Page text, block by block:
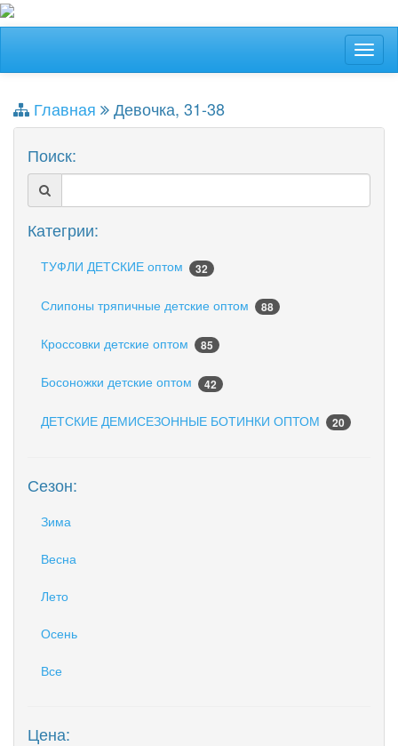
Главная
Девочка, 31-38
Поиск:
Категрии:
ТУФЛИ ДЕТСКИЕ оптом 32
Слипоны тряпичные детские оптом 88
Кроссовки детские оптом 85
Босоножки детские оптом 42
ДЕТСКИЕ ДЕМИСЕЗОННЫЕ БОТИНКИ ОПТОМ 20
Сезон:
Зима
Весна
Лето
Осень
Все
Цена: